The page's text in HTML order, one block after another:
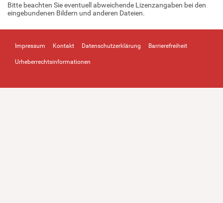
Bitte beachten Sie eventuell abweichende Lizenzangaben bei den
eingebundenen Bildern und anderen Dateien.
Impressum Kontakt Datenschutzerklärung Barrierefreiheit
Urheberrechtsinformationen